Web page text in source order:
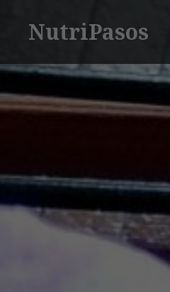
contenidoNutriPasos